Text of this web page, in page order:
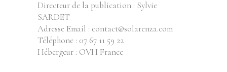
Directeur de la publication : Sylvie
SARDET
Adresse Email : contact@solarenza.com
Téléphone : 07 67 11 59 22
Hébergeur : OVH France